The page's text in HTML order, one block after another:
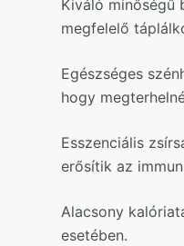
Kiváló minőségű
megfelelő
Egészséges
hogy
Esszenciális
erősítik az
Alacsony
esetében.